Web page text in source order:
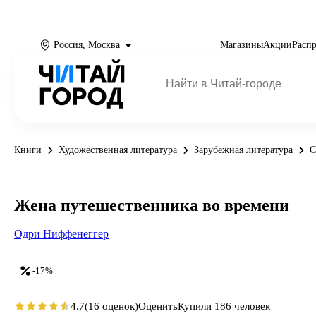
Россия, Москва МагазиныАкции
Книги Художественная литература Зарубежная литература
-17%
Жена путешественника во времени
Одри Ниффенеггер
4.7(16 оценок)ОценитьКупили 186 человек